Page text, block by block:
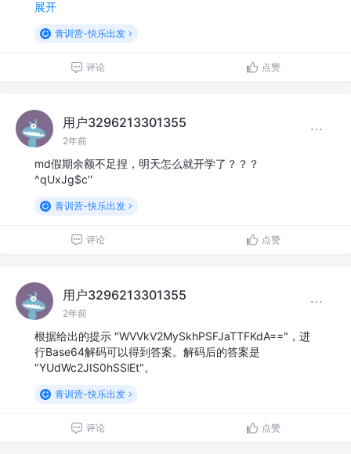
展开
青训营-快乐出发
评论 点赞
用户3296213301355
2年前
md假期余额不足捏，明天怎么就开学了？？？
^qUxJg$c''
青训营-快乐出发
评论 点赞
用户3296213301355
2年前
根据给出的提示 "WVVkV2MySkhPSFJaTTFKdA=="，进
行Base64解码可以得到答案。解码后的答案是
"YUdWc2JIS0hSSlEt"。
青训营-快乐出发
评论 点赞